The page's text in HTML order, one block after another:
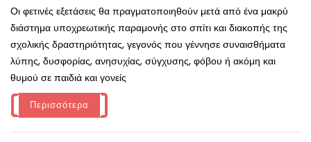
Οι φετινές εξετάσεις θα πραγματοποιηθούν μετά από ένα μακρύ
διάστημα υποχρεωτικής παραμονής στο σπίτι και διακοπής της
σχολικής δραστηριότητας, γεγονός που γέννησε συναισθήματα
λύπης, δυσφορίας, ανησυχίας, σύγχυσης, φόβου ή ακόμη και
θυμού σε παιδιά και γονείς
Περισσότερα